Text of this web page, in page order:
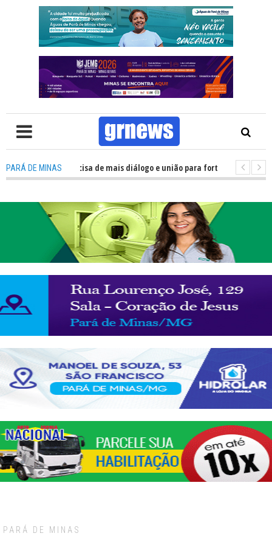
PARÁ DE MINAS
TV: Política precisa de mais diálogo e união para fortalecer Minas e
PARÁ DE MINAS